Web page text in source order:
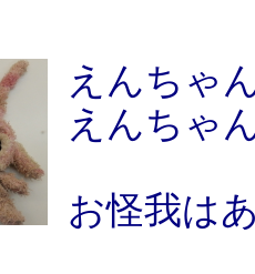
えんちゃ
えんちゃ
お怪我は